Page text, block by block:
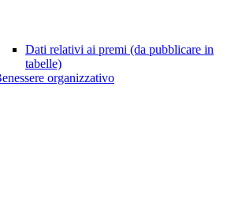
Dati relativi ai premi (da pubblicare in
tabelle)
organizzativo